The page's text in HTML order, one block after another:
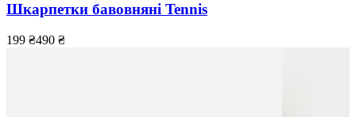
Шкарпетки бавовняні Tennis
199 ₴490 ₴